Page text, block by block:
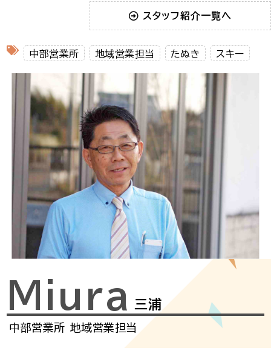
スタッフ紹介一覧へ
中部営業所 地域営業担当 たぬき スキー
Miura 三浦
中部営業所 地域営業担当